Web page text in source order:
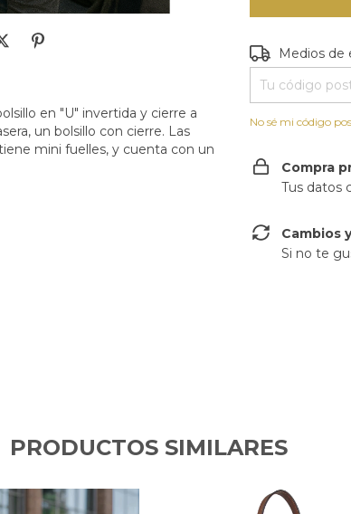
en "U" invertida y cierre a
un bolsillo con cierre. Las
mini fuelles, y cuenta con un
Entregas para
Medios de
No sé mi código
Compra
Tus datos
Cambios
Si no te
PRODUCTOS SIMILARES